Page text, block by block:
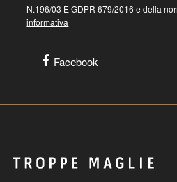
N.196/03 E GDPR 679/2016 e della
informativa
Facebook